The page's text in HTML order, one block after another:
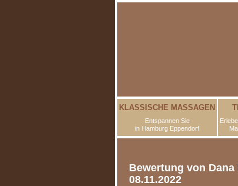
KLASSISCHE MASSAGEN
Entspannen Sie
in Hamburg Eppendorf
Bewertung von
08.11.2022